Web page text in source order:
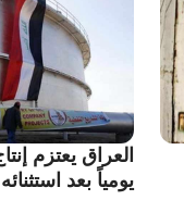
يومياً بعد